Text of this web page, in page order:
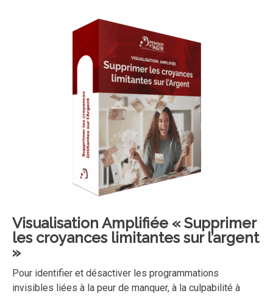
Visualisation Amplifiée « Supprimer
les croyances limitantes sur l’argent
»
Pour identifier et désactiver les programmations
invisibles liées à la peur de manquer, à la culpabilité à